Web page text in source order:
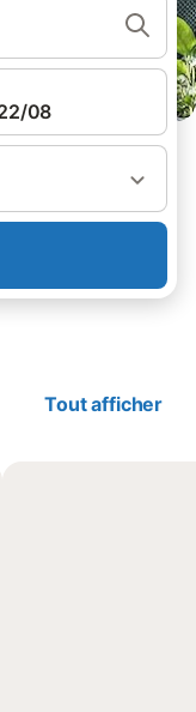
08
Tout afficher